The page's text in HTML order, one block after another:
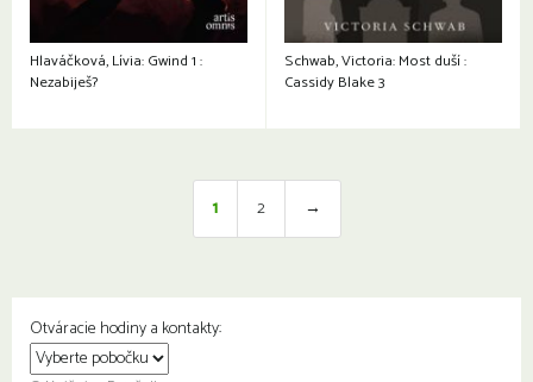
Hlaváčková, Lívia: Gwind 1 :
Nezabiješ?
Schwab, Victoria: Most duší :
Cassidy Blake 3
1 2 →
Otváracie hodiny a kontakty: